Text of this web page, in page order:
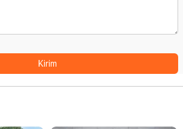
Kirim